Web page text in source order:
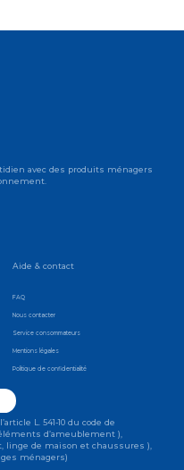
avec des produits ménagers
Aide & contact
FAQ
Nous contacter
Service consommateurs
Mentions légales
Politique de confidentialité
L. 541-10 du code de
d’ameublement ),
linge de maison et chaussures ),
ménagers)